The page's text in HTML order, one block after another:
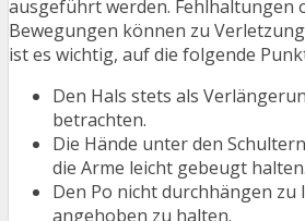
ausgeführt werden. Fehlhaltungen
Bewegungen können zu
ist es wichtig, auf die folgende
Den Hals stets als
betrachten.
Die Hände unter den
die Arme leicht gebeugt halten.
Den Po nicht durchhängen zu
angehoben zu halten.